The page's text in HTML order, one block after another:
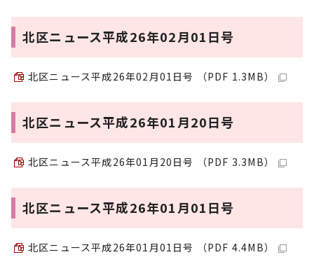
北区ニュース平成26年02月01日号
北区ニュース平成26年02月01日号 （PDF 1.3MB）
北区ニュース平成26年01月20日号
北区ニュース平成26年01月20日号 （PDF 3.3MB）
北区ニュース平成26年01月01日号
北区ニュース平成26年01月01日号 （PDF 4.4MB）